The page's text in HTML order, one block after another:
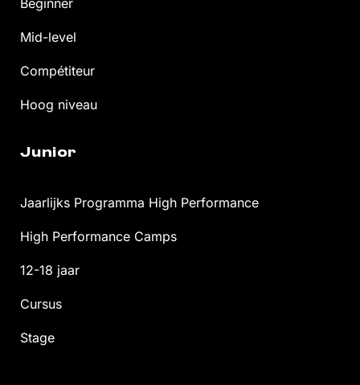
Mid-level
Compétiteur
Hoog niveau
Junior
Jaarlijks Programma High Performance
High Performance Camps
12-18 jaar
Cursus
Stage